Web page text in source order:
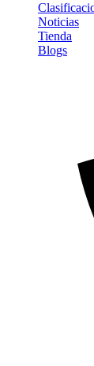
Noticias
Tienda
Blogs